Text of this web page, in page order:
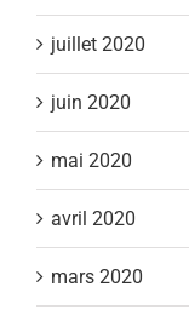
juillet 2020
juin 2020
mai 2020
avril 2020
mars 2020